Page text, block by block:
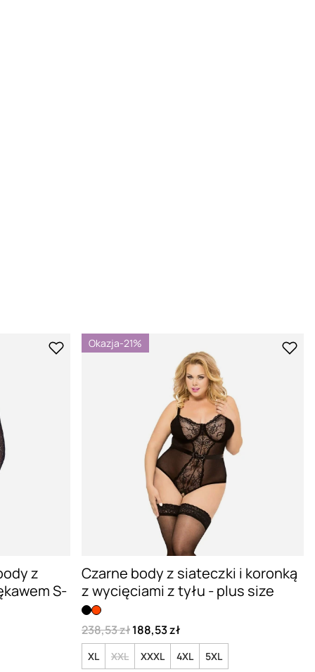
z
S-
Okazja-21%
Czarne body z siateczki i koronką
z wycięciami z tyłu - plus size
238,53 zł188,53 zł
XL XXL XXXL 4XL 5XL